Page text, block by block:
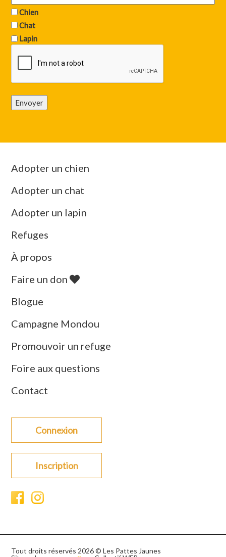
Chien
Chat
Lapin
Envoyer
Adopter un chien
Adopter un chat
Adopter un lapin
Refuges
À propos
Faire un don
Blogue
Campagne Mondou
Promouvoir un refuge
Foire aux questions
Contact
Connexion
Inscription
Tout droits réservés 2026 © Les Pattes Jaunes